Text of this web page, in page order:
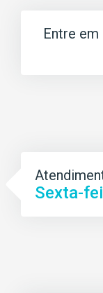
Entre em
Sexta-